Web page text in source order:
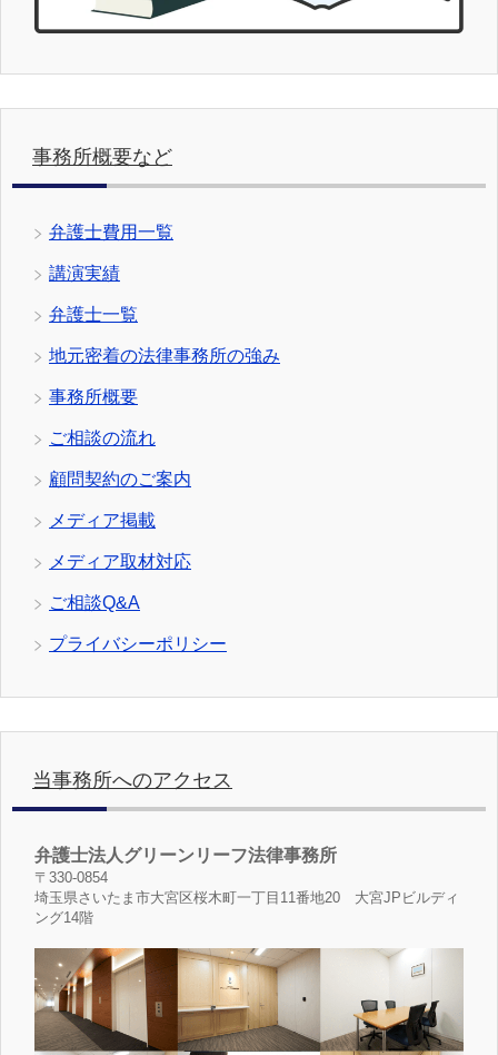
事務所概要など
弁護士費用一覧
講演実績
弁護士一覧
地元密着の法律事務所の強み
事務所概要
ご相談の流れ
顧問契約のご案内
メディア掲載
メディア取材対応
ご相談Q&A
プライバシーポリシー
当事務所へのアクセス
弁護士法人グリーンリーフ法律事務所
〒330-0854
埼玉県さいたま市大宮区桜木町一丁目11番地20 大宮JPビルディ
ング14階